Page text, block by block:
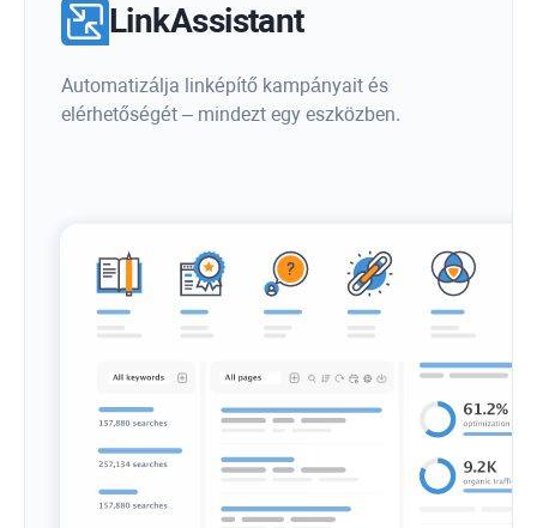
LinkAssistant
Automatizálja linképítő kampányait és
elérhetőségét – mindezt egy eszközben.